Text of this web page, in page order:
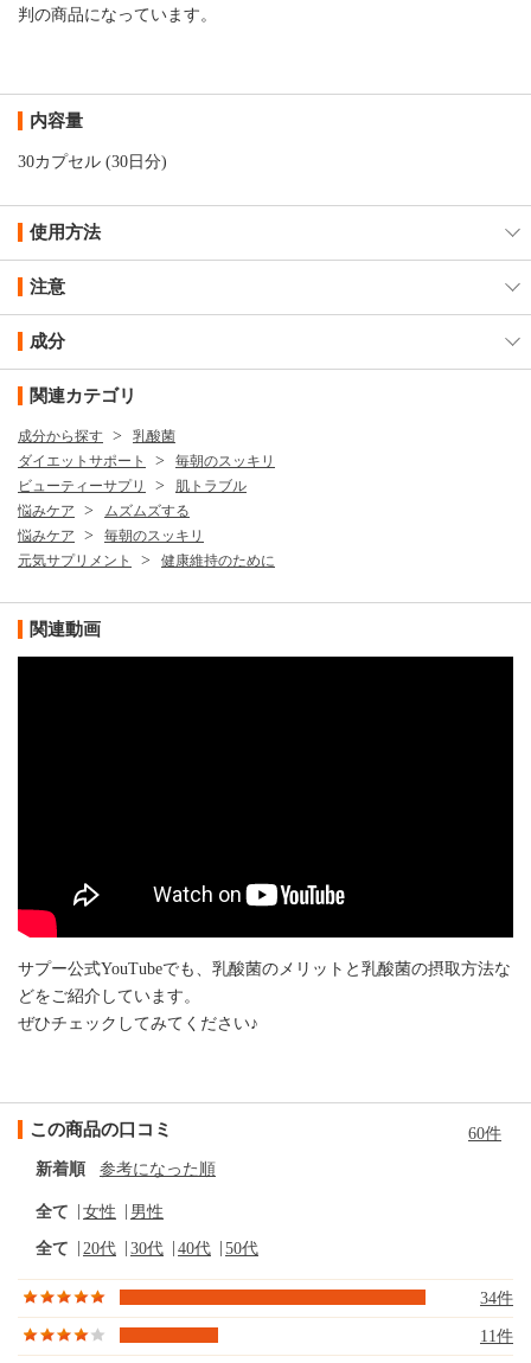
判の商品になっています。
内容量
30カプセル (30日分)
使用方法
注意
成分
関連カテゴリ
成分から探す
乳酸菌
ダイエットサポート
毎朝のスッキリ
ビューティーサプリ
肌トラブル
悩みケア
ムズムズする
悩みケア
毎朝のスッキリ
元気サプリメント
健康維持のために
関連動画
サプー公式YouTubeでも、乳酸菌のメリットと乳酸菌の摂取方法な
どをご紹介しています。
ぜひチェックしてみてください♪
この商品の口コミ
60件
新着順
参考になった順
全て 女性 男性
全て 20代 30代 40代 50代
34件
11件